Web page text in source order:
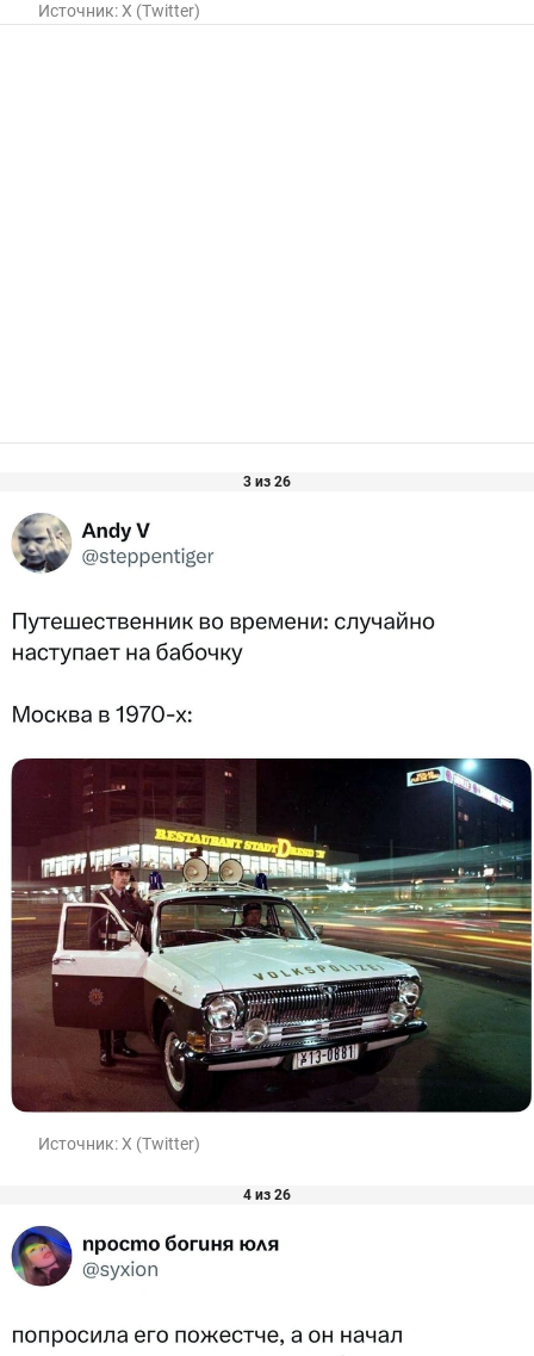
Источник:X (Twitter)
3 из 26
Источник:X (Twitter)
4 из 26